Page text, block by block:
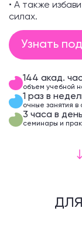
• А также
силах.
Узнать
144 акад.
объем учебной
1 раз в
очные занятия в
3 часа в день
семинары и